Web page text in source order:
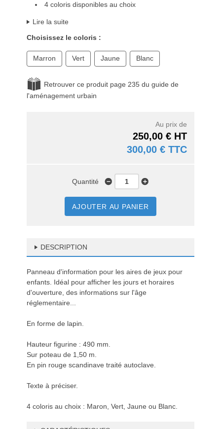
4 coloris disponibles au choix
Lire la suite
Choisissez le coloris :
Marron Vert Jaune Blanc
Retrouver ce produit page 235 du guide de
l'aménagement urbain
Au prix de
250,00 € HT
300,00 € TTC
Quantité
AJOUTER AU PANIER
DESCRIPTION
Panneau d'information pour les aires de jeux pour
enfants. Idéal pour afficher les jours et horaires
d'ouverture, des informations sur l'âge
réglementaire...
En forme de lapin.
Hauteur figurine : 490 mm.
Sur poteau de 1,50 m.
En pin rouge scandinave traité autoclave.
Texte à préciser.
4 coloris au choix : Maron, Vert, Jaune ou Blanc.